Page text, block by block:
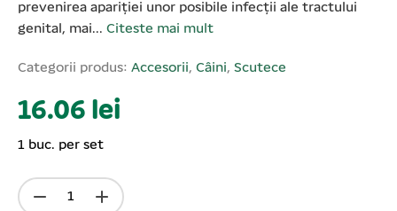
prevenirea apariției unor posibile infecții ale tractului
genital, mai... Citeste mai mult
Categorii produs: Accesorii, Câini, Scutece
16.06 lei
1 buc. per set